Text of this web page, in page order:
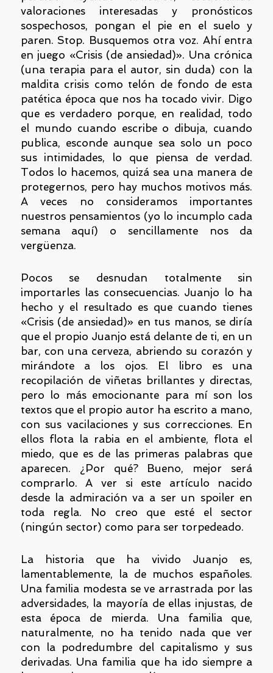
valoraciones interesadas y pronósticos
sospechosos, pongan el pie en el suelo y
paren. Stop. Busquemos otra voz. Ahí entra
en juego «Crisis (de ansiedad)». Una crónica
(una terapia para el autor, sin duda) con la
maldita crisis como telón de fondo de esta
patética época que nos ha tocado vivir. Digo
que es verdadero porque, en realidad, todo
el mundo cuando escribe o dibuja, cuando
publica, esconde aunque sea solo un poco
sus intimidades, lo que piensa de verdad.
Todos lo hacemos, quizá sea una manera de
protegernos, pero hay muchos motivos más.
A veces no consideramos importantes
nuestros pensamientos (yo lo incumplo cada
semana aquí) o sencillamente nos da
vergüenza.
Pocos se desnudan totalmente sin
importarles las consecuencias. Juanjo lo ha
hecho y el resultado es que cuando tienes
«Crisis (de ansiedad)» en tus manos, se diría
que el propio Juanjo está delante de ti, en un
bar, con una cerveza, abriendo su corazón y
mirándote a los ojos. El libro es una
recopilación de viñetas brillantes y directas,
pero lo más emocionante para mí son los
textos que el propio autor ha escrito a mano,
con sus vacilaciones y sus correcciones. En
ellos flota la rabia en el ambiente, flota el
miedo, que es de las primeras palabras que
aparecen. ¿Por qué? Bueno, mejor será
comprarlo. A ver si este artículo nacido
desde la admiración va a ser un spoiler en
toda regla. No creo que esté el sector
(ningún sector) como para ser torpedeado.
La historia que ha vivido Juanjo es,
lamentablemente, la de muchos españoles.
Una familia modesta se ve arrastrada por las
adversidades, la mayoría de ellas injustas, de
esta época de mierda. Una familia que,
naturalmente, no ha tenido nada que ver
con la podredumbre del capitalismo y sus
derivadas. Una familia que ha ido siempre a